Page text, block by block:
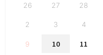
26 27 28
2 3 4
9 10 11